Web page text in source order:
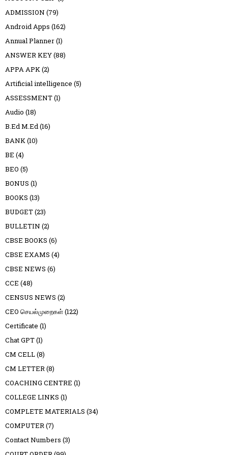
ADMISSION (79)
Android Apps (162)
Annual Planner(1)
ANSWER KEY(88)
APPA APK(2)
Artificial intelligence (5)
ASSESSMENT(1)
Audio (18)
B.Ed M.Ed(16)
BANK(10)
BE (4)
BEO (5)
BONUS (1)
BOOKS (13)
BUDGET(23)
BULLETIN (2)
CBSE BOOKS (6)
CBSE EXAMS (4)
CBSE NEWS (6)
CCE (48)
CENSUS NEWS (2)
CEO செயல்முறைகள்(122)
Certificate (1)
Chat GPT(1)
CM CELL(8)
CM LETTER(8)
COACHING CENTRE (1)
COLLEGE LINKS (1)
COMPLETE MATERIALS (34)
COMPUTER(7)
Contact Numbers (3)